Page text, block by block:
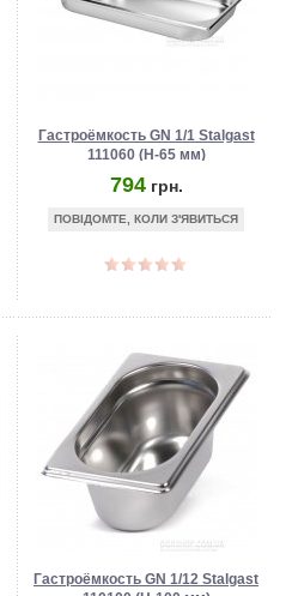
Гастроёмкость GN 1/1 Stalgast
111060 (Н-65 мм)
794 грн.
ПОВІДОМТЕ, КОЛИ З'ЯВИТЬСЯ
Гастроёмкость GN 1/12 Stalgast